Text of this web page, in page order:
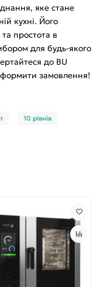
яке стане
кухні. Його
та простота в
для будь-якого
до BU
замовлення!
10 рівнів